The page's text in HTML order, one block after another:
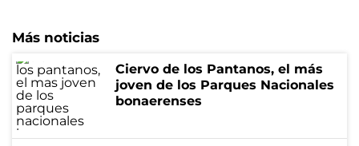
Más noticias
Ciervo de los Pantanos, el más
joven de los Parques Nacionales
bonaerenses